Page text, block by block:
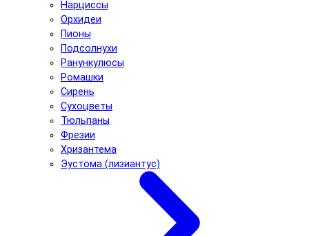
Нарциссы
Орхидеи
Пионы
Подсолнухи
Ранункулюсы
Ромашки
Сирень
Сухоцветы
Тюльпаны
Фрезии
Хризантема
Эустома (лизиантус)